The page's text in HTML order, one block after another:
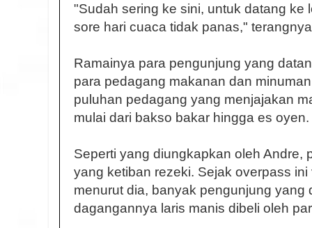
"Sudah sering ke sini, untuk datang ke
sore hari cuaca tidak panas,"
Ramainya para pengunjung yang
para pedagang makanan dan
puluhan pedagang yang menjajakan
mulai dari bakso bakar hingga es oyen.
Seperti yang diungkapkan oleh Andre,
yang ketiban rezeki. Sejak overpass
menurut dia, banyak pengunjung yang
dagangannya laris manis dibeli oleh